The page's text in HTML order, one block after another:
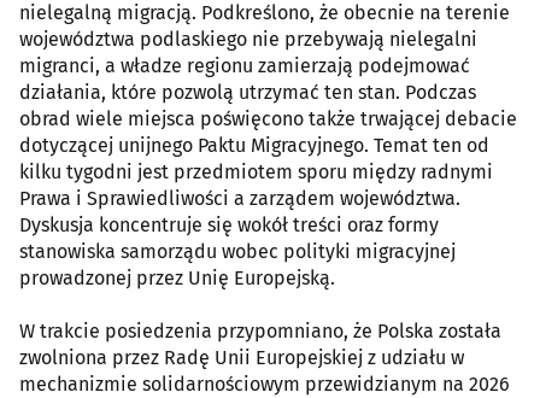
nielegalną migracją. Podkreślono, że obecnie na terenie
województwa podlaskiego nie przebywają nielegalni
migranci, a władze regionu zamierzają podejmować
działania, które pozwolą utrzymać ten stan. Podczas
obrad wiele miejsca poświęcono także trwającej debacie
dotyczącej unijnego Paktu Migracyjnego. Temat ten od
kilku tygodni jest przedmiotem sporu między radnymi
Prawa i Sprawiedliwości a zarządem województwa.
Dyskusja koncentruje się wokół treści oraz formy
stanowiska samorządu wobec polityki migracyjnej
prowadzonej przez Unię Europejską.
W trakcie posiedzenia przypomniano, że Polska została
zwolniona przez Radę Unii Europejskiej z udziału w
mechanizmie solidarnościowym przewidzianym na 2026